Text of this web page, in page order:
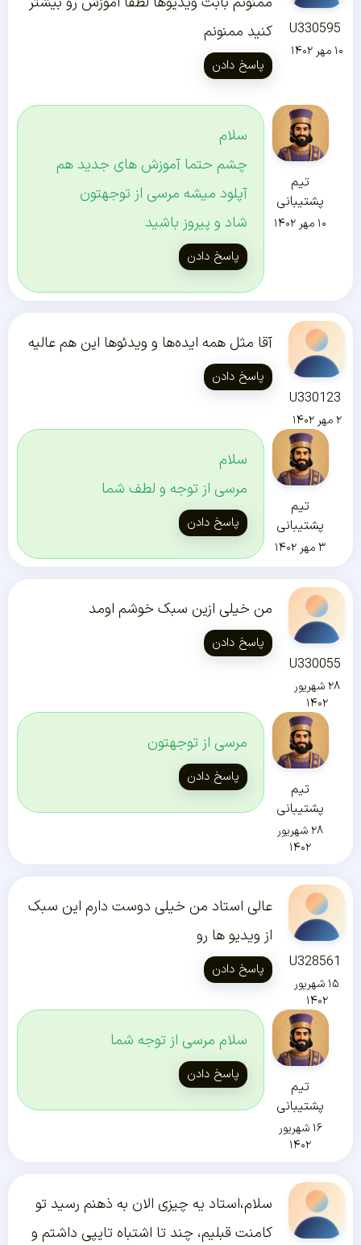
U330595
۱۰ مهر ۱۴۰۲
کنید ممنونم
پاسخ دادن
تیم
پشتیبانی
۱۰ مهر ۱۴۰۲
سلام
چشم حتما آموزش های جدید هم
آپلود میشه مرسی از توجهتون
شاد و پیروز باشید
پاسخ دادن
U330123
۲ مهر ۱۴۰۲
آقا مثل همه ایده‌ها و ویدئوها این هم عالیه
پاسخ دادن
تیم
پشتیبانی
۳ مهر ۱۴۰۲
سلام
مرسی از توجه و لطف شما
پاسخ دادن
U330055
۲۸ شهریور
۱۴۰۲
من خیلی ازین سبک خوشم اومد
پاسخ دادن
تیم
پشتیبانی
۲۸ شهریور
۱۴۰۲
مرسی از توجهتون
پاسخ دادن
U328561
۱۵ شهریور
۱۴۰۲
عالی استاد من خیلی دوست دارم این سبک
از ویدیو ها رو
پاسخ دادن
تیم
پشتیبانی
۱۶ شهریور
۱۴۰۲
سلام مرسی از توجه شما
پاسخ دادن
سلام،استاد یه چیزی الان به ذهنم رسید تو
کامنت قبلیم، چند تا اشتباه تایپی داشتم و